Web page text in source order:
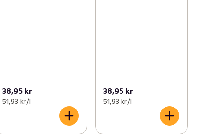
38,95 kr
51,93 kr /l
38,95 kr
51,93 kr /l